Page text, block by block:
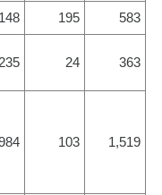
148 195 583
235 24 363
103 1,519